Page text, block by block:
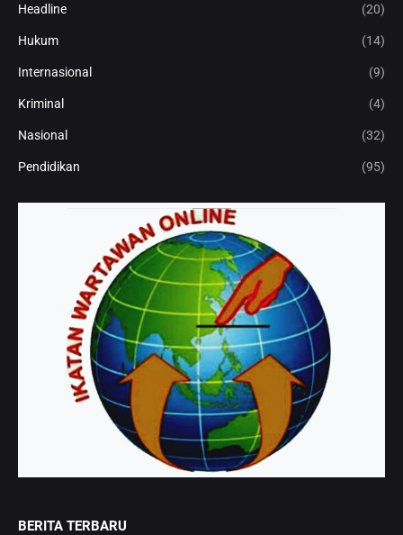
Headline (20)
Hukum (14)
Internasional (9)
Kriminal (4)
Nasional (32)
Pendidikan (95)
BERITA TERBARU